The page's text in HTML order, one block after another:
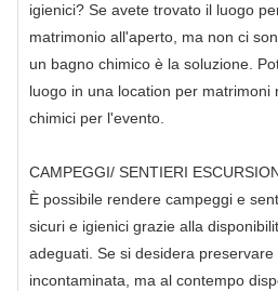
igienici? Se avete trovato il luogo
matrimonio all'aperto, ma non ci
un bagno chimico è la soluzione.
luogo in una location per matrimoni
chimici per l'evento.
CAMPEGGI/ SENTIERI
È possibile rendere campeggi e
sicuri e igienici grazie alla
adeguati. Se si desidera
incontaminata, ma al contempo